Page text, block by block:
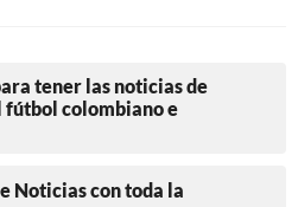
tener las noticias de
fútbol colombiano e
Noticias con toda la